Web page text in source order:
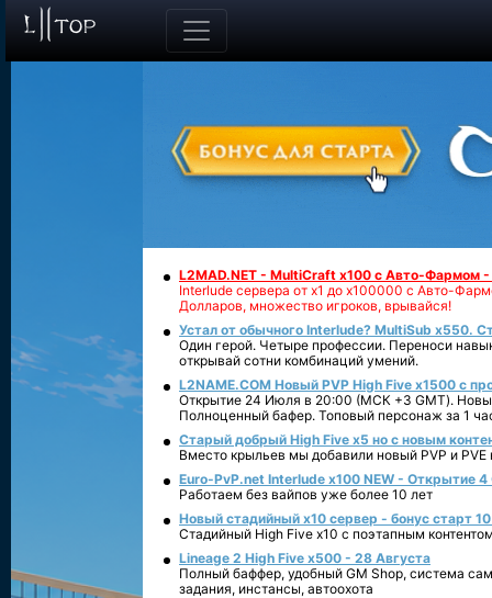
L2MAD.NET - MultiCraft x100 с Авто-Фармом
Interlude сервера от х1 до х100000 с Авто-
Долларов, множество игроков, врывайся!
Устал от обычного Interlude? MultiSub x550.
Один герой. Четыре профессии. Переноси
открывай сотни комбинаций умений.
L2NAME.COM Новый PVP High Five x1500 с
Открытие 24 Июля в 20:00 (МСК +3 GMT).
Полноценный бафер. Топовый персонаж за 1
Старый добрый High Five x5 но с новым
Вместо крыльев мы добавили новый PVP и PVE
Euro-PvP.net Interlude х100 NEW - Открытие 4
Работаем без вайпов уже более 10 лет
Новый стадийный х10 сервер - бонус старт
Стадийный High Five x10 с поэтапным
Lineage 2 High Five x500 - 28 Августа
Полный баффер, удобный GM Shop, система
задания, инстансы, автоохота